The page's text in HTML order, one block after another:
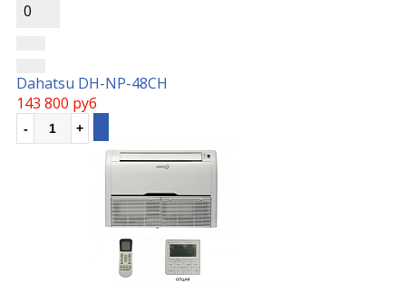
0
Dahatsu DH-NP-48CH
143 800 руб